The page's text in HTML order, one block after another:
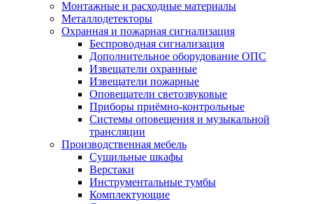
Монтажные и расходные материалы
Металлодетекторы
Охранная и пожарная сигнализация
Беспроводная сигнализация
Дополнительное оборудование ОПС
Извещатели охранные
Извещатели пожарные
Оповещатели светозвуковые
Приборы приёмно-контрольные
Системы оповещения и музыкальной
трансляции
Производственная мебель
Cушильные шкафы
Верстаки
Инструментальные тумбы
Комплектующие